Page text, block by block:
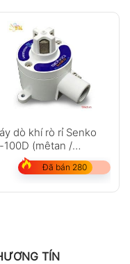
dò khí rò rỉ Senko
100D (mêtan /
Đã bán 280
TÍN